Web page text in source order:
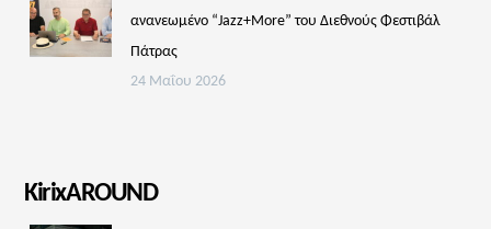
ανανεωμένο “Jazz+More” του Διεθνούς Φεστιβάλ
Πάτρας
24 Μαΐου 2026
KirixAROUND